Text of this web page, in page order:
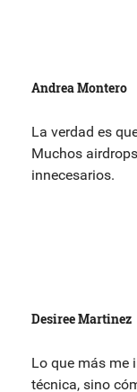
Andrea Montero
La verdad es
Muchos
innecesarios.
Desiree Martinez
Lo que más me
técnica, sino